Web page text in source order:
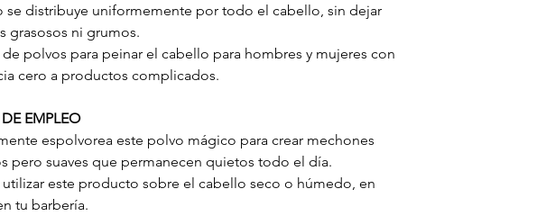
se distribuye uniformemente por todo el cabello, sin dejar
grasosos ni grumos.
de polvos para peinar el cabello para hombres y mujeres con
cero a productos complicados.
EMPLEO
espolvorea este polvo mágico para crear mechones
pero suaves que permanecen quietos todo el día.
utilizar este producto sobre el cabello seco o húmedo, en
tu barbería.